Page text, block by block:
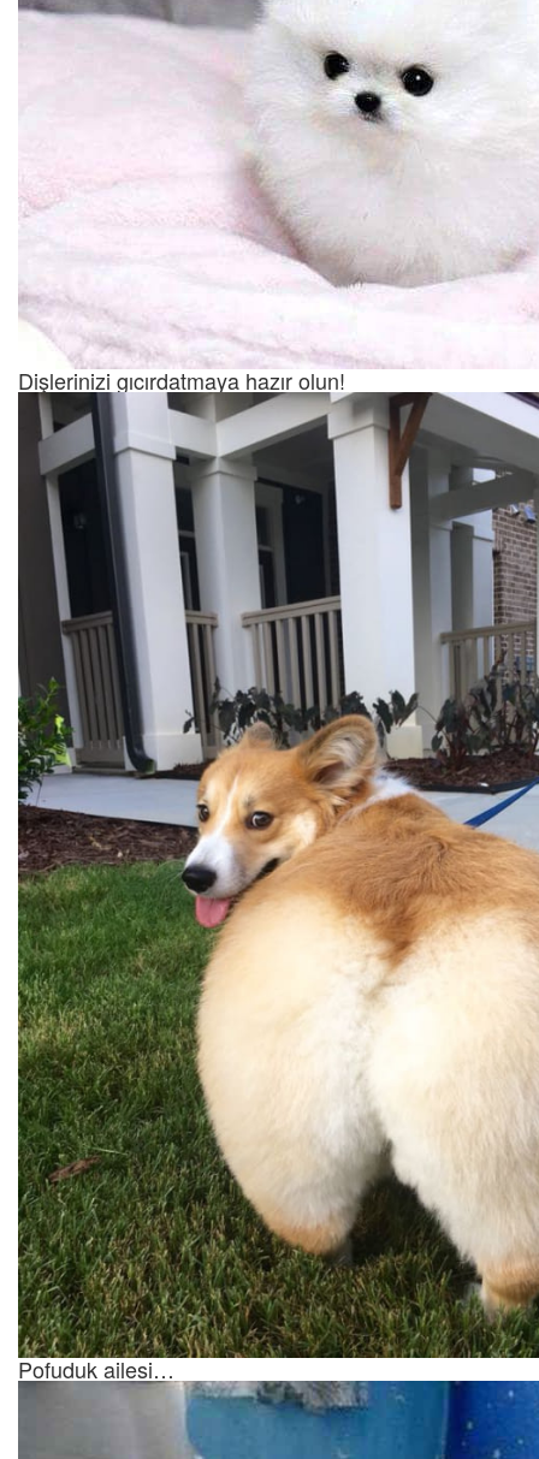
Dişlerinizi gıcırdatmaya hazır olun!
Pofuduk ailesi…